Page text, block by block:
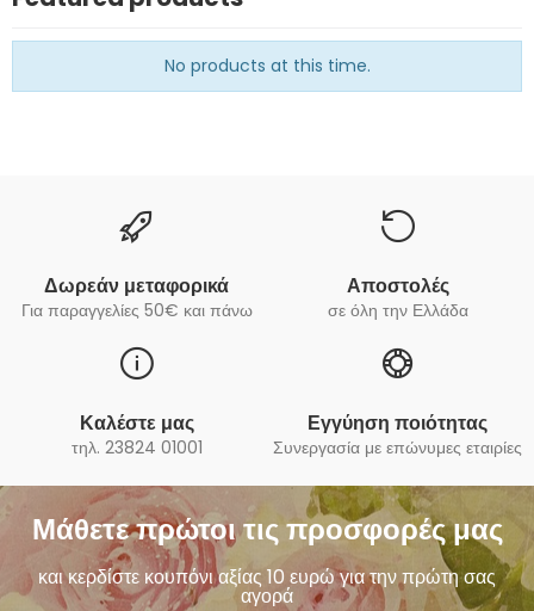
No products at this time.
Δωρεάν μεταφορικά
Για παραγγελίες 50€ και πάνω
Αποστολές
σε όλη την Ελλάδα
Καλέστε μας
τηλ. 23824 01001
Εγγύηση ποιότητας
Συνεργασία με επώνυμες εταιρίες
Μάθετε πρώτοι τις προσφορές μας
και κερδίστε κουπόνι αξίας 10 ευρώ για την πρώτη σας
αγορά